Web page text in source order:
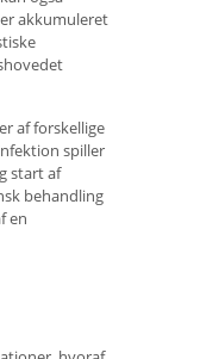
akkumuleret
af forskellige
spiller
start af
behandling
en